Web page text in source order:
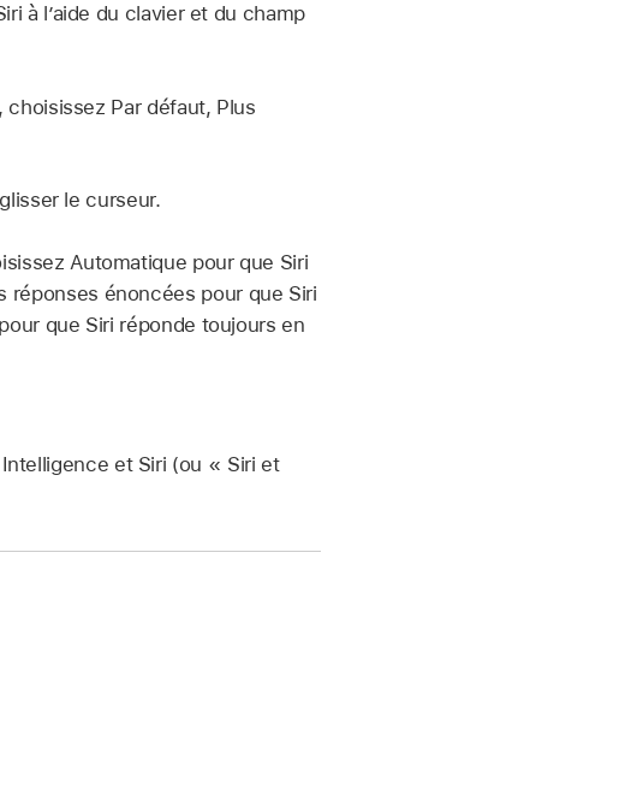
à l’aide du clavier et du champ
choisissez Par défaut, Plus
le curseur.
Automatique pour que Siri
réponses énoncées pour que Siri
que Siri réponde toujours en
et Siri (ou « Siri et